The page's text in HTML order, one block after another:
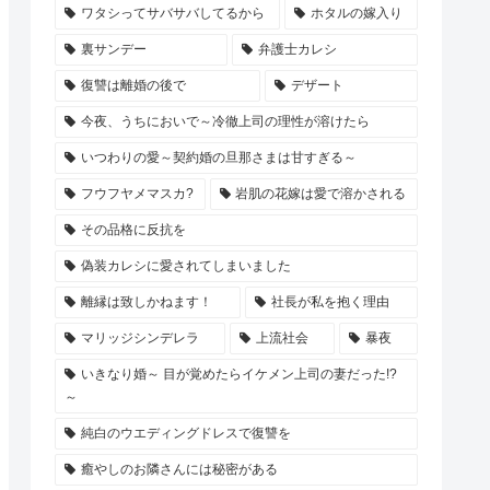
ワタシってサバサバしてるから ホタルの嫁入り
裏サンデー 弁護士カレシ
復讐は離婚の後で デザート
今夜、うちにおいで～冷徹上司の理性が溶けたら
いつわりの愛～契約婚の旦那さまは甘すぎる～
フウフヤメマスカ? 岩肌の花嫁は愛で溶かされる
その品格に反抗を
偽装カレシに愛されてしまいました
離縁は致しかねます！ 社長が私を抱く理由
マリッジシンデレラ 上流社会 暴夜
いきなり婚～ 目が覚めたらイケメン上司の妻だった!?
～
純白のウエディングドレスで復讐を
癒やしのお隣さんには秘密がある